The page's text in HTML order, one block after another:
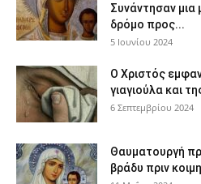
Συνάντησαν μια
δρόμο προς...
5 Ιουνίου 2024
Ο Χριστός
γιαγιούλα και
6 Σεπτεμβρίου 2024
Θαυματουργή
βράδυ πριν